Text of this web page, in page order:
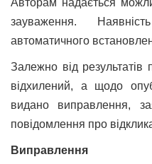
Авторам надається
зауваження.
автоматичного
Залежно від результатів
відхилений, а щодо
видано виправлення,
повідомлення про
Виправлення